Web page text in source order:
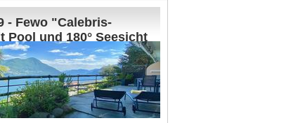
gedeckte Terrasse runden das Angebot
Einrichtung sehr viel Wert auf Qualität
eine zeitgemäss und komfortabel
die auch höchsten Ansprüchen
Sie entspannte Ferien in ruhiger und
von der subtropischen Natur im
- Fewo "Calebris-
Pool und 180° Seesicht